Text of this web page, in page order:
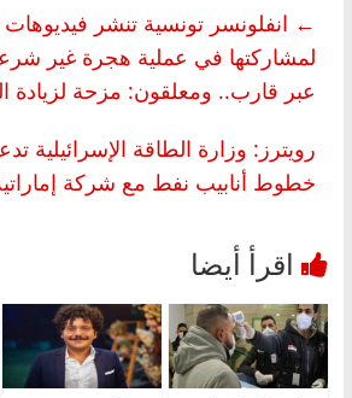
← انفلونسر تونسية تنشر
لمشاركتها في عملية هجرة غير
عبر قارب.. ومعلقون: مزحة لزيادة
رويترز: وزارة الطاقة الإسرائيلية
خطوط أنابيب نفط مع شركة